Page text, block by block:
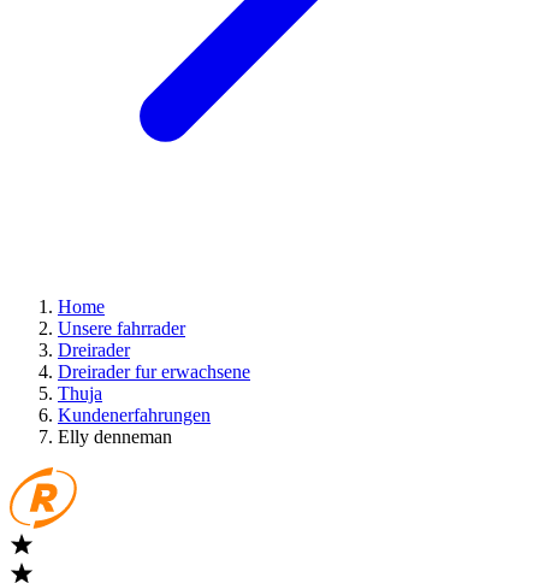
Home
Unsere fahrrader
Dreirader
Dreirader fur erwachsene
Thuja
Kundenerfahrungen
Elly denneman